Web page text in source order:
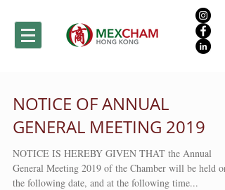
NOTICE OF ANNUAL
GENERAL MEETING 2019
NOTICE IS HEREBY GIVEN THAT the Annual
General Meeting 2019 of the Chamber will be held on
the following date, and at the following time...